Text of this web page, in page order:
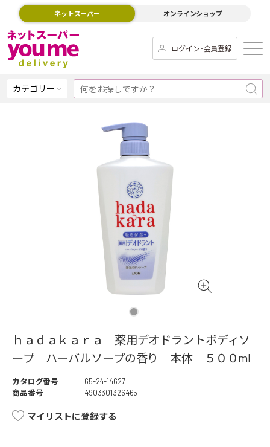
ネットスーパー オンラインショップ
ログイン･会員登録
カテゴリー
ｈａｄａｋａｒａ 薬用デオドラントボディソ
ープ ハーバルソープの香り 本体 ５００ml
カタログ番号
65-24-14627
商品番号
4903301326465
マイリストに登録する